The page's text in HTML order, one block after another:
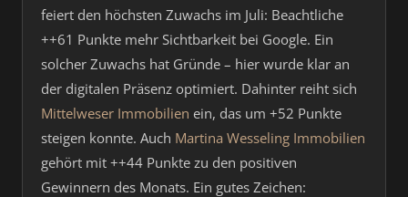
feiert den höchsten Zuwachs im Juli: Beachtliche
++61 Punkte mehr Sichtbarkeit bei Google. Ein
solcher Zuwachs hat Gründe – hier wurde klar an
der digitalen Präsenz optimiert. Dahinter reiht sich
Mittelweser Immobilien ein, das um +52 Punkte
steigen konnte. Auch Martina Wesseling Immobilien
gehört mit ++44 Punkte zu den positiven
Gewinnern des Monats. Ein gutes Zeichen: